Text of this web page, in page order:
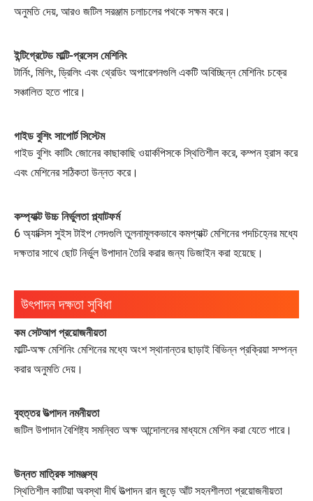
অনুমতি দেয়, আরও জটিল সরঞ্জাম চলাচলের পথকে সক্ষম করে।
ইন্টিগ্রেটেড মাল্টি-প্রসেস মেশিনিং
টার্নিং, মিলিং, ড্রিলিং এবং থ্রেডিং অপারেশনগুলি একটি অবিচ্ছিন্ন মেশিনিং চক্রে
সঞ্চালিত হতে পারে।
গাইড বুশিং সাপোর্ট সিস্টেম
গাইড বুশিং কাটিং জোনের কাছাকাছি ওয়ার্কপিসকে স্থিতিশীল করে, কম্পন হ্রাস করে
এবং মেশিনের সঠিকতা উন্নত করে।
কম্প্যাক্ট উচ্চ নির্ভুলতা প্ল্যাটফর্ম
6 অ্যাক্সিস সুইস টাইপ লেদগুলি তুলনামূলকভাবে কমপ্যাক্ট মেশিনের পদচিহ্নের মধ্যে
দক্ষতার সাথে ছোট নির্ভুল উপাদান তৈরি করার জন্য ডিজাইন করা হয়েছে।
উৎপাদন দক্ষতা সুবিধা
কম সেটআপ প্রয়োজনীয়তা
মাল্টি-অক্ষ মেশিনিং মেশিনের মধ্যে অংশ স্থানান্তর ছাড়াই বিভিন্ন প্রক্রিয়া সম্পন্ন
করার অনুমতি দেয়।
বৃহত্তর উত্পাদন নমনীয়তা
জটিল উপাদান বৈশিষ্ট্য সমন্বিত অক্ষ আন্দোলনের মাধ্যমে মেশিন করা যেতে পারে।
উন্নত মাত্রিক সামঞ্জস্য
স্থিতিশীল কাটিয়া অবস্থা দীর্ঘ উত্পাদন রান জুড়ে আঁট সহনশীলতা প্রয়োজনীয়তা